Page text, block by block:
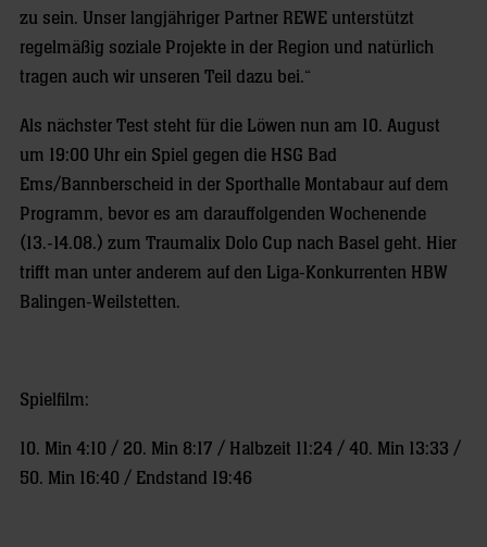
zu sein. Unser langjähriger Partner REWE unterstützt
regelmäßig soziale Projekte in der Region und natürlich
tragen auch wir unseren Teil dazu bei.“
Als nächster Test steht für die Löwen nun am 10. August
um 19:00 Uhr ein Spiel gegen die HSG Bad
Ems/Bannberscheid in der Sporthalle Montabaur auf dem
Programm, bevor es am darauffolgenden Wochenende
(13.-14.08.) zum Traumalix Dolo Cup nach Basel geht. Hier
trifft man unter anderem auf den Liga-Konkurrenten HBW
Balingen-Weilstetten.
Spielfilm:
10. Min 4:10 / 20. Min 8:17 / Halbzeit 11:24 / 40. Min 13:33 /
50. Min 16:40 / Endstand 19:46